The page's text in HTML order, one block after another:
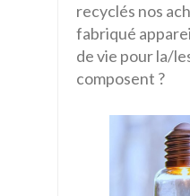
recyclés nos
fabriqué
de vie pour la/
composent ?